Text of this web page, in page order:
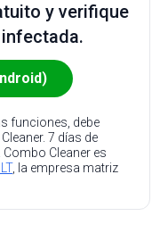
y verifique
funciones, debe
7 días de
Cleaner es
, la empresa matriz